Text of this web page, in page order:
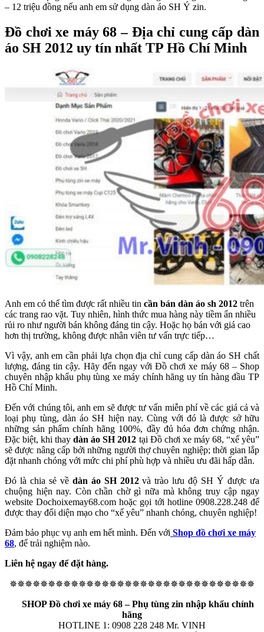
– 12 triệu đồng nếu anh em sử dụng dàn áo SH Ý zin.
Đồ chơi xe máy 68 – Địa chỉ cung cấp dàn
áo SH 2012 uy tín nhất TP Hồ Chí Minh
Anh em có thể tìm được rất nhiều tin cần bán dàn áo sh 2012 trên
các trang rao vặt. Tuy nhiên, hình thức mua hàng này tiềm ẩn nhiều
rủi ro như người bán không đáng tin cậy. Hoặc họ bán với giá cao
hơn thị trường, không được nhân viên tư vấn trực tiếp…
Vì vậy, anh em cần phải lựa chọn địa chỉ cung cấp dàn áo SH chất
lượng, đáng tin cậy. Hãy đến ngay với Đồ chơi xe máy 68 – Shop
chuyên nhập khẩu phụ tùng xe máy chính hãng uy tín hàng đầu TP
Hồ Chí Minh.
Đến với chúng tôi, anh em sẽ được tư vấn miễn phí về các giá cả và
loại phụ tùng, dàn áo SH hiện nay. Cùng với đó là được sở hữu
những sản phẩm chính hãng 100%, đầy đủ hóa đơn chứng nhận.
Đặc biệt, khi thaydàn áo SH 2012 tại Đồ chơi xe máy 68, “xế yêu”
sẽ được nâng cấp bởi những người thợ chuyên nghiệp; thời gian lắp
đặt nhanh chóng với mức chi phí phù hợp và nhiều ưu đãi hấp dẫn.
Đó là chia sẻ về dàn áo SH 2012và trào lưu độ SH Ý được ưa
chuộng hiện nay. Còn chần chờ gì nữa mà không truy cập ngay
website Dochoixemay68.com hoặc gọi tới hotline 0908.228.248 để
được thay đổi diện mạo cho “xế yêu” nhanh chóng, chuyên nghiệp!
Đảm bảo phục vụ anh em hết mình. Đến với Shop đồ chơi xe máy
68, để trải nghiệm nào.
Liên hệ ngay để đặt hàng.
✵✵✵✵✵✵✵✵✵✵✵✵✵✵✵✵✵✵✵✵✵✵✵✵✵✵✵✵✵✵✵✵
SHOP Đồ chơi xe máy 68 – Phụ tùng zin nhập khẩu chính
hãng
HOTLINE 1: 0908 228 248 Mr. VINH